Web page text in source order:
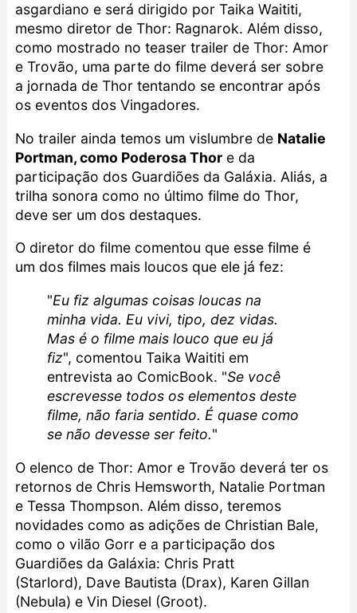
asgardiano e será dirigido por Taika Waititi,
mesmo diretor de Thor: Ragnarok. Além disso,
como mostrado no teaser trailer de Thor: Amor
e Trovão, uma parte do filme deverá ser sobre
a jornada de Thor tentando se encontrar após
os eventos dos Vingadores.
No trailer ainda temos um vislumbre de Natalie
Portman, como Poderosa Thore da
participação dos Guardiões da Galáxia. Aliás, a
trilha sonora como no último filme do Thor,
deve ser um dos destaques.
O diretor do filme comentou que esse filme é
um dos filmes mais loucos que ele já fez:
"Eu fiz algumas coisas loucas na
minha vida. Eu vivi, tipo, dez vidas.
Mas é o filme mais louco que eu já
fiz", comentou Taika Waititi em
entrevista ao ComicBook. "Se você
escrevesse todos os elementos deste
filme, não faria sentido. É quase como
se não devesse ser feito."
O elenco de Thor: Amor e Trovão deverá ter os
retornos de Chris Hemsworth, Natalie Portman
e Tessa Thompson. Além disso, teremos
novidades como as adições de Christian Bale,
como o vilão Gorr e a participação dos
Guardiões da Galáxia: Chris Pratt
(Starlord), Dave Bautista (Drax), Karen Gillan
(Nebula) e Vin Diesel (Groot).